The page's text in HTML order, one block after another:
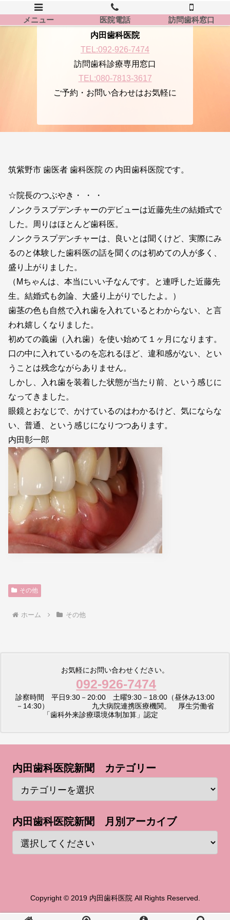
内田歯科医院
TEL:092-926-7474
訪問歯科診療専用窓口
TEL:080-7813-3617
ご予約・お問い合わせはお気軽に
筑紫野市 歯医者 歯科医院 の 内田歯科医院です。
☆院長のつぶやき・ ・ ・
ノンクラスプデンチャーのデビューは近藤先生の結婚式で
した。周りはほとんど歯科医。
ノンクラスプデンチャーは、良いとは聞くけど、実際にみ
るのと体験した歯科医の話を聞くのは初めての人が多く、
盛り上がりました。
（Mちゃんは、本当にいい子なんです。と連呼した近藤先
生。結婚式も勿論、大盛り上がりでしたよ。）
歯茎の色も自然で入れ歯を入れているとわからない、と言
われ嬉しくなりました。
初めての義歯（入れ歯）を使い始めて１ヶ月になります。
口の中に入れているのを忘れるほど、違和感がない、とい
うことは残念ながらありません。
しかし、入れ歯を装着した状態が当たり前、という感じに
なってきました。
眼鏡とおなじで、かけているのはわかるけど、気にならな
い、普通、という感じになりつつあります。
内田彰一郎
その他
ホーム その他
お気軽にお問い合わせください。
092-926-7474
診察時間 平日9:30－20:00 土曜9:30－18:00（昼休み13:00
－14:30） 九大病院連携医療機関。 厚生労働省
「歯科外来診療環境体制加算」認定
内田歯科医院新聞 カテゴリー
内田歯科医院新聞 月別アーカイブ
Copyright © 2019 内田歯科医院 All Rights Reserved.
メニュー 医院電話 訪問歯科窓口